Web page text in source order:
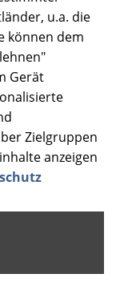
u.a. die
können dem
Gerät
Zielgruppen
anzeigen